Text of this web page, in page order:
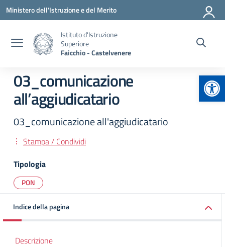
Vai ai contenuti
Vai al menu di navigazione
Vai al footer
Ministero dell'Istruzione e del Merito
Istituto d'Istruzione
Superiore
Faicchio - Castelvenere
03_comunicazione
all’aggiudicatario
03_comunicazione all'aggiudicatario
Stampa / Condividi
Tipologia
PON
Indice della pagina
Descrizione